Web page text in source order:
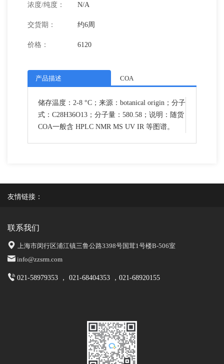
浓度/纯度： N/A
交货期： 约6周
价格： 6120
产品描述 COA
储存温度：2-8 °C；来源：botanical origin；分子
式：C28H36O13；分子量：580.58；说明：随货
COA一般含 HPLC NMR MS UV IR 等图谱。
友情链接：
联系我们
上海市闵行区浦江镇三鲁公路3398号国茸1号楼B-506室
info@zzsrm.com
021-58979353 ， 021-68404353 ，021-68920155